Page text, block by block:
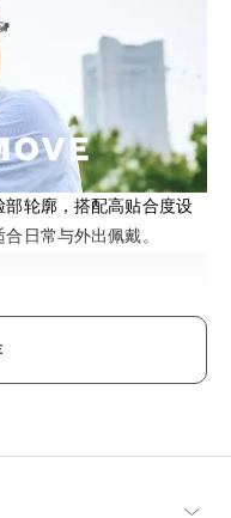
部轮廓，搭配高贴合度设
日常与外出佩戴。
。